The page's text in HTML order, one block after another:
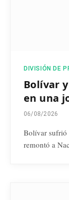
DIVISIÓN DE
Bolívar
en una
06/08/2026
Bolívar sufrió
remontó a